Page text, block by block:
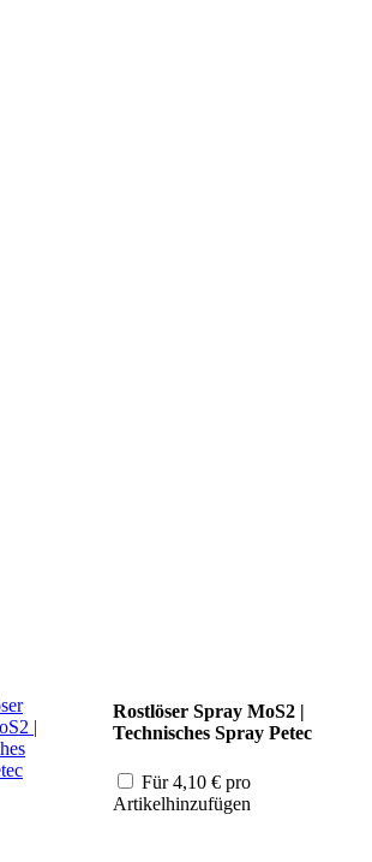
Rostlöser Spray MoS2 |
Technisches Spray Petec
Für4,10€ pro
Artikelhinzufügen